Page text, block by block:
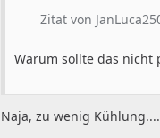
Zitat von
Warum sollte das nicht
Naja, zu wenig